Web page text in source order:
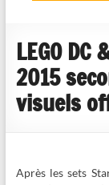
reviews
LEGO
2015
visuels
Après les sets